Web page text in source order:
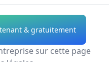
Traitement
d'Humidité des
Murs Allier
Traitement
& gratuitement
sur cette page